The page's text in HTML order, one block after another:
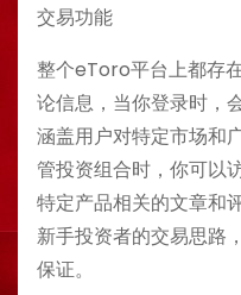
交易功能
整个eToro平台上都存
论信息，当你登录时，
涵盖用户对特定市场和
管投资组合时，你可以
特定产品相关的文章和
新手投资者的交易思路
保证。